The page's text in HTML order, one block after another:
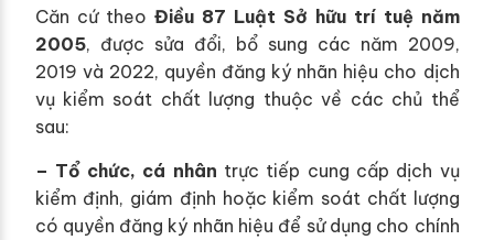
Căn cứ theo Điều 87 Luật Sở hữu trí tuệ năm
2005, được sửa đổi, bổ sung các năm 2009,
2019 và 2022, quyền đăng ký nhãn hiệu cho dịch
vụ kiểm soát chất lượng thuộc về các chủ thể
sau:
– Tổ chức, cá nhân trực tiếp cung cấp dịch vụ
kiểm định, giám định hoặc kiểm soát chất lượng
có quyền đăng ký nhãn hiệu để sử dụng cho chính